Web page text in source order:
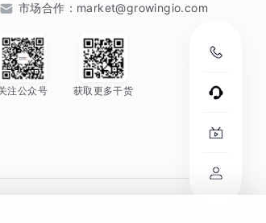
市场合作： market@growingio.com
注公众号 获取更多干货